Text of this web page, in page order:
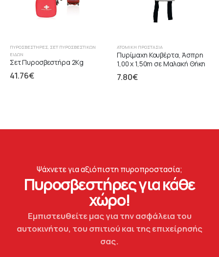
ΠΥΡΟΣΒΕΣΤΉΡΕΣ, ΣΕΤ ΠΥΡΟΣΒΕΣΤΙΚΏΝ
ΕΙΔΏΝ
Σετ Πυροσβεστήρα 2Kg
41.76€
ΑΤΟΜΙΚΉ ΠΡΟΣΤΑΣΊΑ
Πυρίμαχη Κουβέρτα, Άσπρη
1,00 x 1,50m σε Μαλακή Θήκη
7.80€
Ψάχνετε για αξιόπιστη πυροπροστασία;
Πυροσβεστήρες για κάθε
χώρο!
Εμπιστευθείτε μας για την ασφάλεια του
αυτοκινήτου, του σπιτιού και της επιχείρησής
σας.